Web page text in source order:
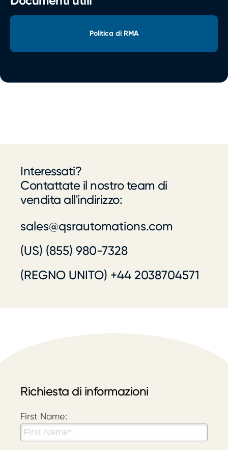
Politica di RMA
Interessati?
Contattate il nostro team di
vendita all'indirizzo:
sales@qsrautomations.com
(US) (855) 980-7328
(REGNO UNITO) +44 2038704571
Richiesta di informazioni
First Name: